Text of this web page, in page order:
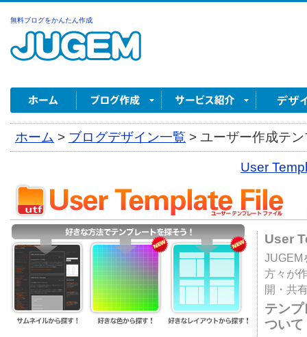
無料ブログをかんたん作成
ホーム > ブログデザイン一覧 > ユーザー作成テ
User
User
JUGEM
方々が
開・共
テン
ついて